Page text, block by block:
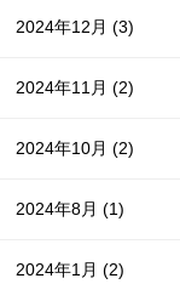
2024年12月(3)
2024年11月(2)
2024年10月(2)
2024年8月(1)
2024年1月(2)